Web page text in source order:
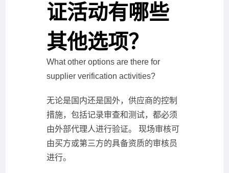
证活动有哪些
其他选项？
What other options are there for
supplier verification activities?
无论是国内还是国外，供应商的控制
措施，包括记录审查和测试，都必须
由外部代理人进行验证。 现场审核可
由买方或第三方的具备资质的审核员
进行。